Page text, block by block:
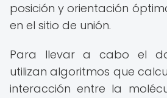
posición y orientación
en el sitio de unión.
Para llevar a cabo el
utilizan algoritmos que
interacción entre la